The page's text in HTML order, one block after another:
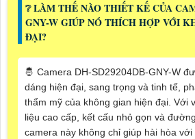
❔ LÀM THẾ NÀO THIẾT KẾ CỦA
GNY-W GIÚP NÓ THÍCH HỢP VỚI
ĐẠI?
🤴 Camera DH-SD29204DB-GNY-W
dáng hiện đại, sang trọng và tinh tế,
thẩm mỹ của không gian hiện đại. Với
liệu cao cấp, kết cấu nhỏ gọn và
camera này không chỉ giúp hài hòa với